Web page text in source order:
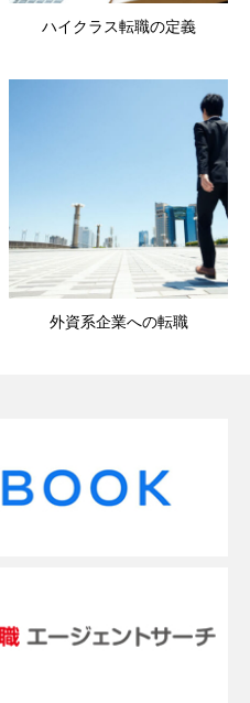
ハイクラス転職の定義
外資系企業への転職